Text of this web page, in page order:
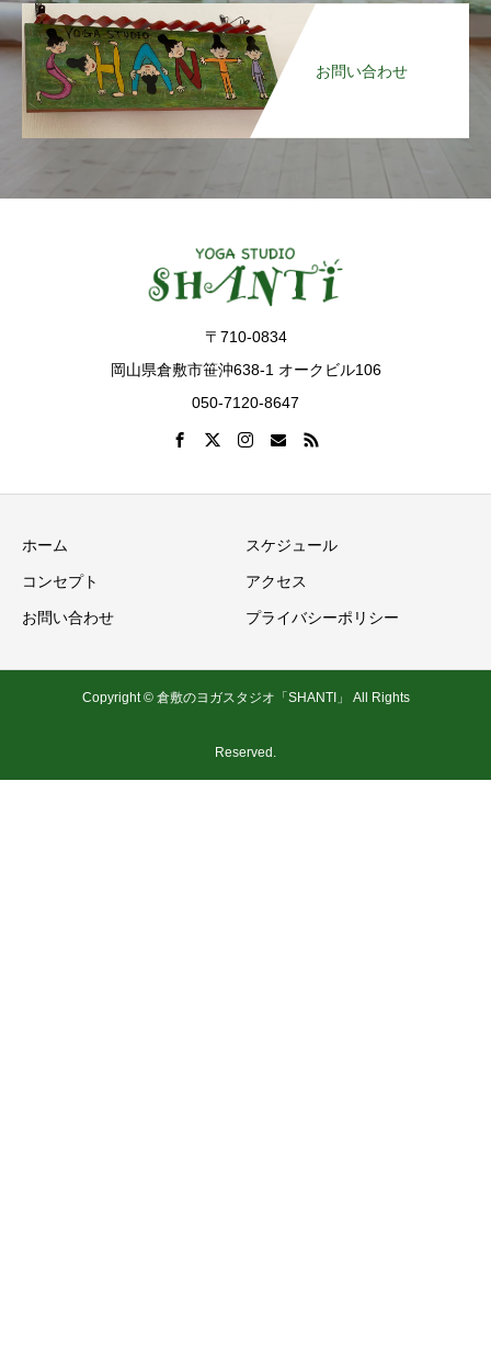
お問い合わせ
〒710-0834
岡山県倉敷市笹沖638-1 オークビル106
050-7120-8647
ホーム スケジュール
コンセプト アクセス
お問い合わせ プライバシーポリシー
Copyright © 倉敷のヨガスタジオ「SHANTI」 All Rights
Reserved.